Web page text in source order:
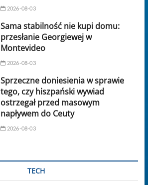
2026-08-03
Sama stabilność nie kupi domu:
przesłanie Georgiewej w
Montevideo
2026-08-03
Sprzeczne doniesienia w sprawie
tego, czy hiszpański wywiad
ostrzegał przed masowym
napływem do Ceuty
2026-08-03
TECH